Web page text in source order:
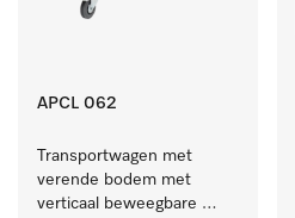
APCL 062
Transportwagen met
verende bodem met
verticaal beweegbare